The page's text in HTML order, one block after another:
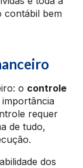
contábil bem
o controle
importância
requer
de tudo,
dos